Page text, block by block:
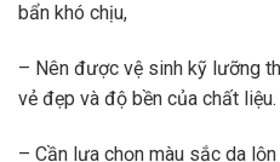
bẩn khó chịu,
– Nên được vệ sinh kỹ lưỡng
vẻ đẹp và độ bền của chất liệu.
– Cần lựa chọn màu sắc da